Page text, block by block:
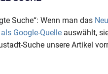
Suche“: Wenn man das
Google-Quelle auswählt,
Suche unsere Artikel